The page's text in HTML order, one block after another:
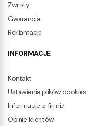
Zwroty
Gwarancja
Reklamacje
INFORMACJE
Kontakt
Ustawienia plików cookies
Informacje o firmie
Opinie klientów